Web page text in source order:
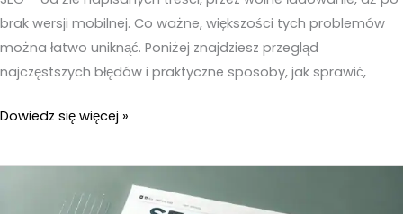
brak wersji mobilnej. Co ważne, większości tych problemów
można łatwo uniknąć. Poniżej znajdziesz przegląd
najczęstszych błędów i praktyczne sposoby, jak sprawić,
Najczęstsze
SEO
Dowiedz się więcej »